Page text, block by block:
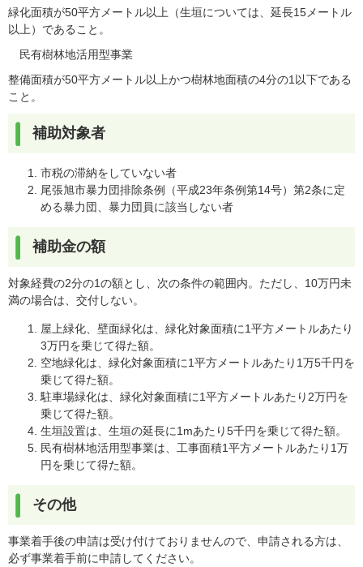
緑化面積が50平方メートル以上（生垣については、延長15メートル
以上）であること。
民有樹林地活用型事業
整備面積が50平方メートル以上かつ樹林地面積の4分の1以下である
こと。
補助対象者
市税の滞納をしていない者
尾張旭市暴力団排除条例（平成23年条例第14号）第2条に定
める暴力団、暴力団員に該当しない者
補助金の額
対象経費の2分の1の額とし、次の条件の範囲内。ただし、10万円未
満の場合は、交付しない。
屋上緑化、壁面緑化は、緑化対象面積に1平方メートルあたり
3万円を乗じて得た額。
空地緑化は、緑化対象面積に1平方メートルあたり1万5千円を
乗じて得た額。
駐車場緑化は、緑化対象面積に1平方メートルあたり2万円を
乗じて得た額。
生垣設置は、生垣の延長に1mあたり5千円を乗じて得た額。
民有樹林地活用型事業は、工事面積1平方メートルあたり1万
円を乗じて得た額。
その他
事業着手後の申請は受け付けておりませんので、申請される方は、
必ず事業着手前に申請してください。